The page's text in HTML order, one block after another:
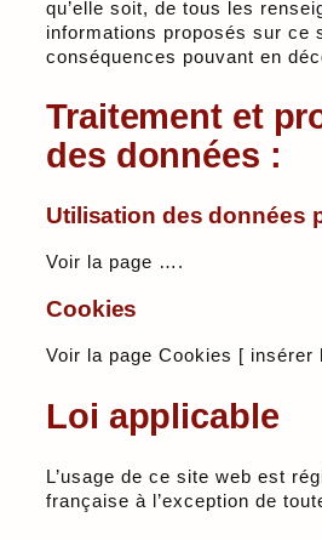
qu’elle soit, de tous les
informations proposés sur ce
conséquences pouvant en
Traitement et
des données :
Utilisation des données
Voir la page ….
Cookies
Voir la page Cookies [ insérer
Loi applicable
L’usage de ce site web est
française à l’exception de